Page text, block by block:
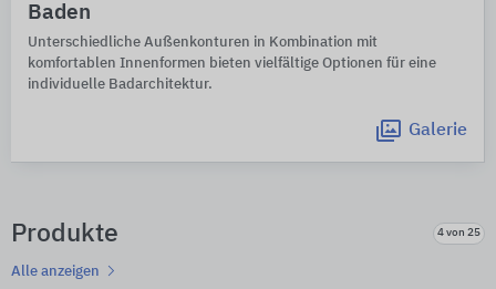
Baden
Unterschiedliche Außenkonturen in Kombination mit
komfortablen Innenformen bieten vielfältige Optionen für eine
individuelle Badarchitektur.
Galerie
Produkte 4 von 25
Alle anzeigen